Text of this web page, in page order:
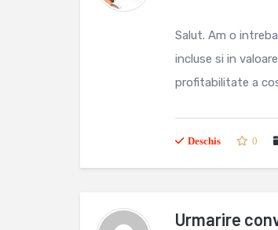
Salut. Am o
incluse si in
profitabilitate a
Deschis 0
Urmarire